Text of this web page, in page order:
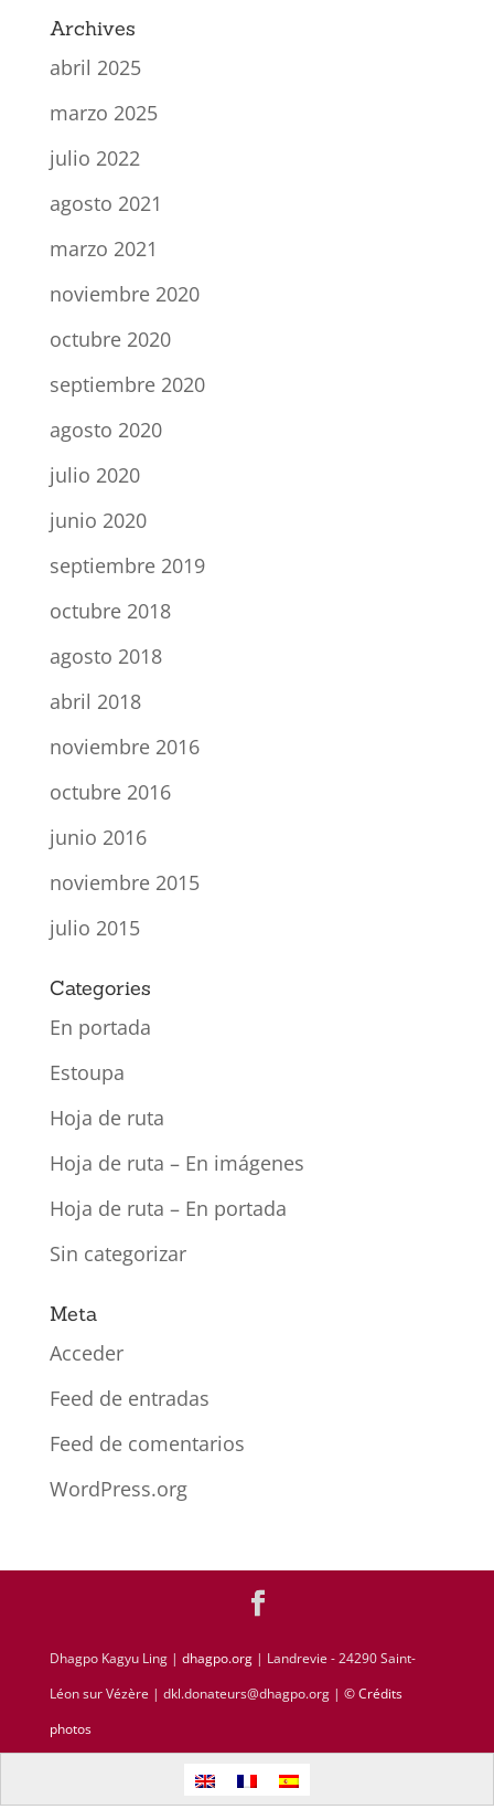
Archives
abril 2025
marzo 2025
julio 2022
agosto 2021
marzo 2021
noviembre 2020
octubre 2020
septiembre 2020
agosto 2020
julio 2020
junio 2020
septiembre 2019
octubre 2018
agosto 2018
abril 2018
noviembre 2016
octubre 2016
junio 2016
noviembre 2015
julio 2015
Categories
En portada
Estoupa
Hoja de ruta
Hoja de ruta – En imágenes
Hoja de ruta – En portada
Sin categorizar
Meta
Acceder
Feed de entradas
Feed de comentarios
WordPress.org
Dhagpo Kagyu Ling | dhagpo.org| Landrevie - 24290 Saint-
Léon sur Vézère | dkl.donateurs@dhagpo.org | © Crédits
photos